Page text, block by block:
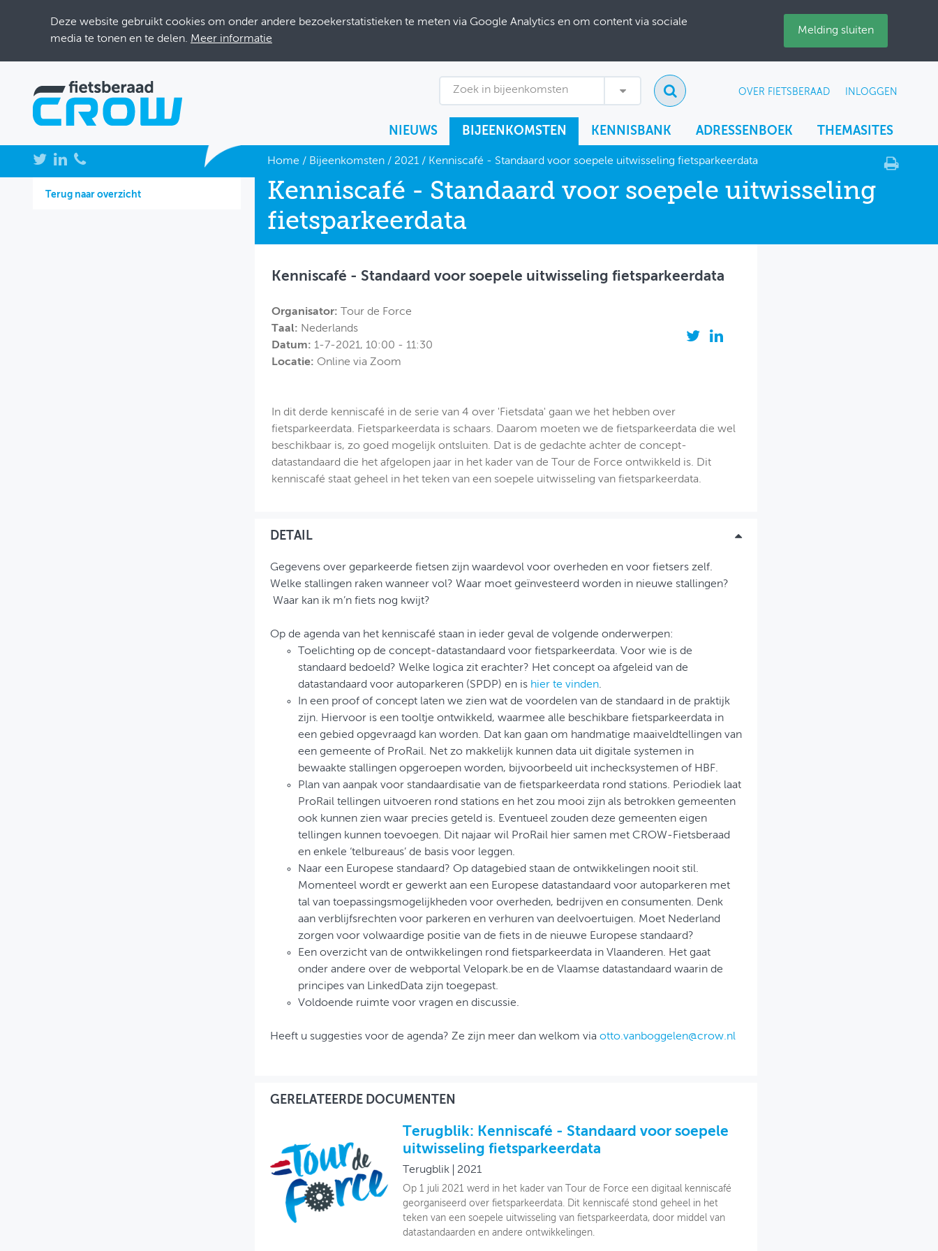
Deze website gebruikt cookies om onder andere bezoekerstatistieken te meten via Google Analytics en om content via sociale
media te tonen en te delen. Meer informatie
Melding sluiten
Zoek in bijeenkomsten OVER FIETSBERAAD INLOGGEN
NIEUWS BIJEENKOMSTEN KENNISBANK ADRESSENBOEK THEMASITES
NIEUWS
BIJEENKOMSTEN
Home / Bijeenkomsten/ 2021/ Kenniscafé - Standaard voor soepele uitwisseling fietsparkeerdata
Terug naar overzicht
Kenniscafé - Standaard voor soepele uitwisseling
fietsparkeerdata
Kenniscafé - Standaard voor soepele uitwisseling fietsparkeerdata
Organisator:
Tour de Force
Taal: Nederlands
Datum: 1-7-2021, 10:00 - 11:30
Locatie: Online via Zoom
In dit derde kenniscafé in de serie van 4 over 'Fietsdata' gaan we het hebben over
fietsparkeerdata. Fietsparkeerdata is schaars. Daarom moeten we de fietsparkeerdata die wel
beschikbaar is, zo goed mogelijk ontsluiten. Dat is de gedachte achter de concept-
datastandaard die het afgelopen jaar in het kader van de Tour de Force ontwikkeld is. Dit
kenniscafé staat geheel in het teken van een soepele uitwisseling van fietsparkeerdata.
DETAIL
Gegevens over geparkeerde fietsen zijn waardevol voor overheden en voor fietsers zelf.
Welke stallingen raken wanneer vol? Waar moet geïnvesteerd worden in nieuwe stallingen?
Waar kan ik m’n fiets nog kwijt?
Op de agenda van het kenniscafé staan in ieder geval de volgende onderwerpen:
Toelichting op de concept-datastandaard voor fietsparkeerdata. Voor wie is de
standaard bedoeld? Welke logica zit erachter? Het concept oa afgeleid van de
datastandaard voor autoparkeren (SPDP) en ishier te vinden.
In een proof of concept laten we zien wat de voordelen van de standaard in de praktijk
zijn. Hiervoor is een tooltje ontwikkeld, waarmee alle beschikbare fietsparkeerdata in
een gebied opgevraagd kan worden. Dat kan gaan om handmatige maaiveldtellingen van
een gemeente of ProRail. Net zo makkelijk kunnen data uit digitale systemen in
bewaakte stallingen opgeroepen worden, bijvoorbeeld uit inchecksystemen of HBF.
Plan van aanpak voor standaardisatie van de fietsparkeerdata rond stations. Periodiek laat
ProRail tellingen uitvoeren rond stations en het zou mooi zijn als betrokken gemeenten
ook kunnen zien waar precies geteld is. Eventueel zouden deze gemeenten eigen
tellingen kunnen toevoegen. Dit najaar wil ProRail hier samen met CROW-Fietsberaad
en enkele ‘telbureaus’ de basis voor leggen.
Naar een Europese standaard? Op datagebied staan de ontwikkelingen nooit stil.
Momenteel wordt er gewerkt aan een Europese datastandaard voor autoparkeren met
tal van toepassingsmogelijkheden voor overheden, bedrijven en consumenten. Denk
aan verblijfsrechten voor parkeren en verhuren van deelvoertuigen. Moet Nederland
zorgen voor volwaardige positie van de fiets in de nieuwe Europese standaard?
Een overzicht van de ontwikkelingen rond fietsparkeerdata in Vlaanderen. Het gaat
onder andere over de webportal Velopark.be en de Vlaamse datastandaard waarin de
principes van LinkedData zijn toegepast.
Voldoende ruimte voor vragen en discussie.
Heeft u suggesties voor de agenda? Ze zijn meer dan welkom via otto.vanboggelen@crow.nl
GERELATEERDE DOCUMENTEN
Terugblik: Kenniscafé - Standaard voor soepele
uitwisseling fietsparkeerdata
Terugblik 2021
Op 1 juli 2021 werd in het kader van Tour de Force een digitaal kenniscafé
georganiseerd over fietsparkeerdata. Dit kenniscafé stond geheel in het
teken van een soepele uitwisseling van fietsparkeerdata, door middel van
datastandaarden en andere ontwikkelingen.